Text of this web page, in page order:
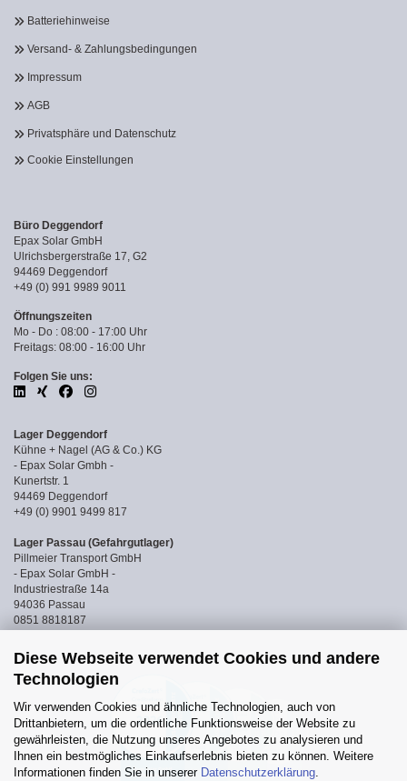
Diese Webseite verwendet Cookies und andere
Technologien
Wir verwenden Cookies und ähnliche Technologien, auch von
Drittanbietern, um die ordentliche Funktionsweise der Website zu
gewährleisten, die Nutzung unseres Angebotes zu analysieren und
Ihnen ein bestmögliches Einkaufserlebnis bieten zu können. Weitere
Informationen finden Sie in unserer Datenschutzerklärung
Batteriehinweise
Versand- & Zahlungsbedingungen
Impressum
AGB
Privatsphäre und Datenschutz
Cookie Einstellungen
Büro Deggendorf
Epax Solar GmbH
Ulrichsbergerstraße 17, G2
94469 Deggendorf
+49 (0) 991 9989 9011
Öffnungszeiten
Mo - Do : 08:00 - 17:00 Uhr
Freitags: 08:00 - 16:00 Uhr
Folgen Sie uns:
Lager Deggendorf
Kühne + Nagel (AG & Co.) KG
- Epax Solar Gmbh -
Kunertstr. 1
94469 Deggendorf
+49 (0) 9901 9499 817
Lager Passau (Gefahrgutlager)
Pillmeier Transport GmbH
- Epax Solar GmbH -
Industriestraße 14a
94036 Passau
0851 8818187